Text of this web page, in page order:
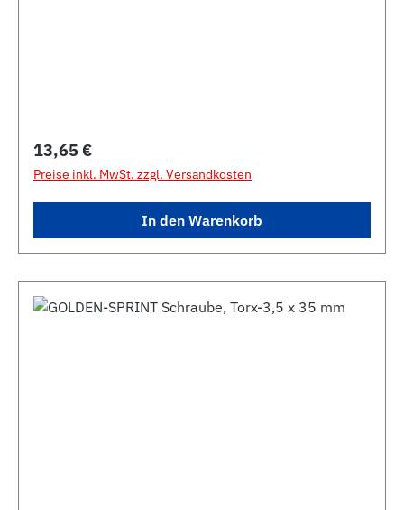
Regulärer Preis:
13,65 €
Preise inkl. MwSt. zzgl. Versandkosten
In den Warenkorb